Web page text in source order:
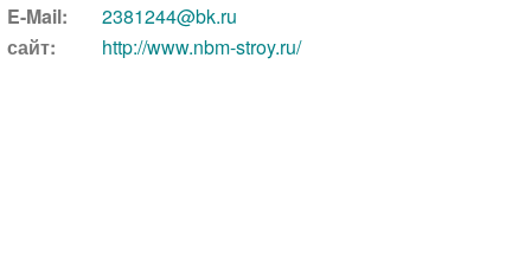
E-Mail:
2381244@bk.ru
сайт:
http://www.nbm-stroy.ru/